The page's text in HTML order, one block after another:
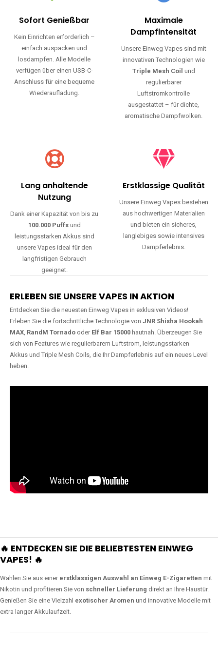
Sofort Genießbar
Kein Einrichten erforderlich –
einfach auspacken und
losdampfen. Alle Modelle
verfügen über einen USB-C-
Anschluss für eine bequeme
Wiederaufladung.
Maximale
Dampfintensität
Unsere Einweg Vapes sind mit
innovativen Technologien wie
Triple Mesh Coil und
regulierbarer
Luftstromkontrolle
ausgestattet – für dichte,
aromatische Dampfwolken.
Lang anhaltende
Nutzung
Dank einer Kapazität von bis zu
100.000 Puffsund
leistungsstarken Akkus sind
unsere Vapes ideal für den
langfristigen Gebrauch
geeignet.
Erstklassige Qualität
Unsere Einweg Vapes bestehen
aus hochwertigen Materialien
und bieten ein sicheres,
langlebiges sowie intensives
Dampferlebnis.
ERLEBEN SIE UNSERE VAPES IN AKTION
Entdecken Sie die neuesten Einweg Vapes in exklusiven Videos!
Erleben Sie die fortschrittliche Technologie von JNR Shisha Hookah
MAX, RandM Tornado oder Elf Bar 15000 hautnah. Überzeugen Sie
sich von Features wie regulierbarem Luftstrom, leistungsstarken
Akkus und Triple Mesh Coils, die Ihr Dampferlebnis auf ein neues Level
heben.
🔥 ENTDECKEN SIE DIE BELIEBTESTEN EINWEG
VAPES! 🔥
Wählen Sie aus einer erstklassigen Auswahl an Einweg E-Zigaretten mit
Nikotin und profitieren Sie von schneller Lieferung direkt an Ihre Haustür.
Genießen Sie eine Vielzahl exotischer Aromen und innovative Modelle mit
extra langer Akkulaufzeit.